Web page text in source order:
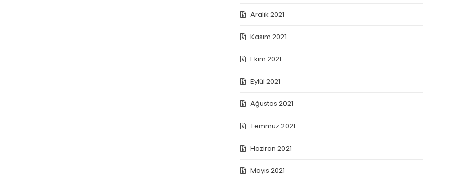
Aralık 2021
Kasım 2021
Ekim 2021
Eylül 2021
Ağustos 2021
Temmuz 2021
Haziran 2021
Mayıs 2021